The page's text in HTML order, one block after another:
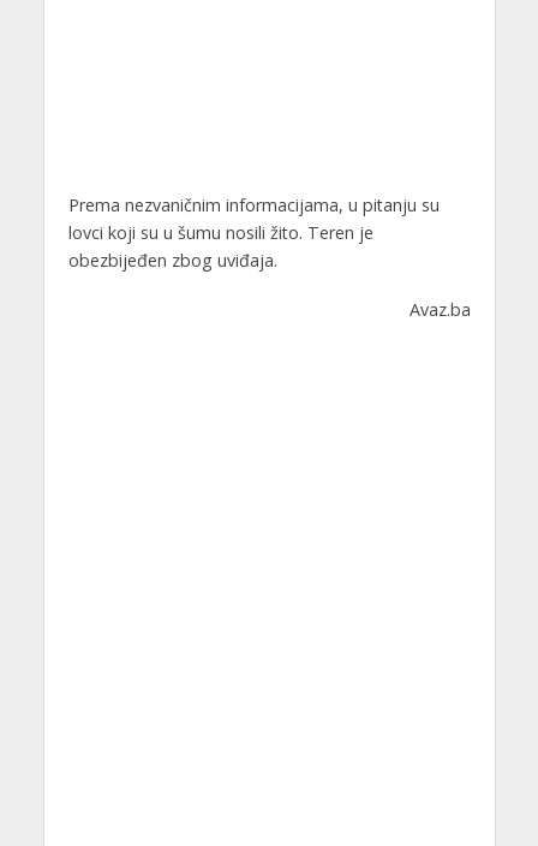
Prema nezvaničnim informacijama, u pitanju su
lovci koji su u šumu nosili žito. Teren je
obezbijeđen zbog uviđaja.
Avaz.ba